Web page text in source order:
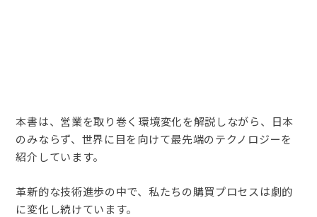
本書は、営業を取り巻く環境変化を解説しながら、日本
のみならず、世界に目を向けて最先端のテクノロジーを
紹介しています。
革新的な技術進歩の中で、私たちの購買プロセスは劇的
に変化し続けています。